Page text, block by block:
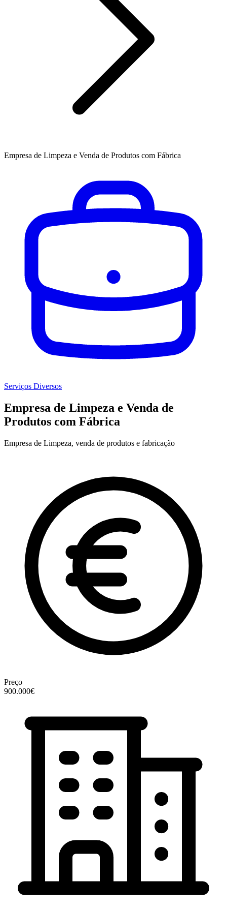
Empresa de Limpeza e Venda de Produtos com Fábrica
Serviços Diversos
Empresa de Limpeza e Venda de
Produtos com Fábrica
Empresa de Limpeza, venda de produtos e fabricação
Preço
900.000€